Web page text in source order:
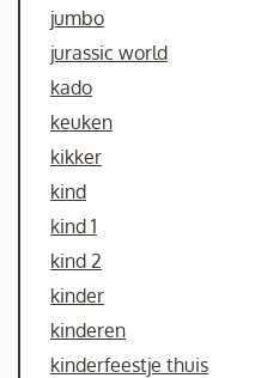
jumbo
jurassic world
kado
keuken
kikker
kind
kind 1
kind 2
kinder
kinderen
kinderfeestje thuis